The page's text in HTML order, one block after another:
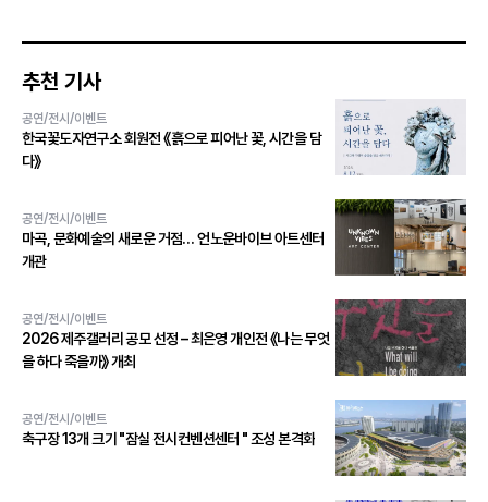
추천 기사
공연/전시/이벤트
한국꽃도자연구소 회원전 《흙으로 피어난 꽃, 시간을 담
다》
공연/전시/이벤트
마곡, 문화예술의 새로운 거점… 언노운바이브 아트센터
개관
공연/전시/이벤트
2026 제주갤러리 공모 선정 – 최은영 개인전 《나는 무엇
을 하다 죽을까》 개최
공연/전시/이벤트
축구장 13개 크기 "잠실 전시컨벤션센터 " 조성 본격화